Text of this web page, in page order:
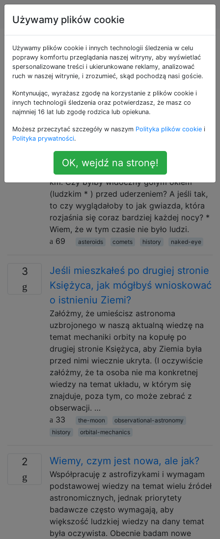
Astronomia
Pytania otagowane
jako history
Pytania dotyczące historii astronomii, w tym odkryć i
naukowców.
2
Czy dinozaury widziały asteroidę,
która je zabiła?
Wikipedia twierdzi, że impaktor Chicxulub
był uważany za obiekt o średnicy 10-15
km. Czy byłby widoczny gołym okiem
(ludzkim * ) przed uderzeniem? A jeśli tak,
to czy wyglądałoby to jak gwiazda, która
rozjaśnia się coraz bardziej każdej nocy? *
Wiem, że w tym czasie nie było ludzi.
69
asteroids comets history naked-eye
3
Jeśli mieszkałeś po drugiej stronie
Księżyca, jak mógłbyś wnioskować
o istnieniu Ziemi?
Załóżmy, że umieścisz astronoma
uzbrojonego w naszą aktualną wiedzę na
temat mechaniki orbity na kopułę po
drugiej stronie Księżyca, aby Ziemia była
przed nimi wiecznie ukryta. (I oczywiście
załóżmy, że ta osoba nie ma konkretnej
wiedzy na temat układu, w którym się
znajduje, poza tym, co może zebrać z
obserwacji. …
33
the-moon
observational-astronomy
history
orbital-mechanics
2 Wiemy, czym jest nowa, ale jak?
Współpracuję z astrofizykami i wymagam
podstawowej wiedzy na temat wielu źródeł
astronomicznych, jednak priorytety
badawcze często wymagają, aby
większość ludzkiej wiedzy na dany temat
była oczywista. Obecnie badam nowe
Używamy plików cookie
Używamy plików cookie i innych technologii śledzenia w celu
poprawy komfortu przeglądania naszej witryny, aby wyświetlać
spersonalizowane treści i ukierunkowane reklamy, analizować
ruch w naszej witrynie, i zrozumieć, skąd pochodzą nasi goście.
Kontynuując, wyrażasz zgodę na korzystanie z plików cookie i
innych technologii śledzenia oraz potwierdzasz, że masz co
najmniej 16 lat lub zgodę rodzica lub opiekuna.
Możesz przeczytać szczegóły w naszym Polityka plików cookie i
Polityka prywatności.
OK, wejdź na stronę!